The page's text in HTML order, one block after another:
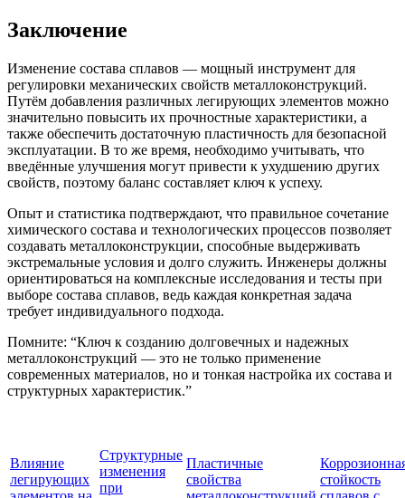
Заключение
Изменение состава сплавов — мощный инструмент для
регулировки механических свойств металлоконструкций.
Путём добавления различных легирующих элементов можно
значительно повысить их прочностные характеристики, а
также обеспечить достаточную пластичность для безопасной
эксплуатации. В то же время, необходимо учитывать, что
введённые улучшения могут привести к ухудшению других
свойств, поэтому баланс составляет ключ к успеху.
Опыт и статистика подтверждают, что правильное сочетание
химического состава и технологических процессов позволяет
создавать металлоконструкции, способные выдерживать
экстремальные условия и долго служить. Инженеры должны
ориентироваться на комплексные исследования и тесты при
выборе состава сплавов, ведь каждая конкретная задача
требует индивидуального подхода.
Помните: “Ключ к созданию долговечных и надежных
металлоконструкций — это не только применение
современных материалов, но и тонкая настройка их состава и
структурных характеристик.”
Влияние
легирующих
Структурные
изменения
при
Пластичные
свойства
стойкость